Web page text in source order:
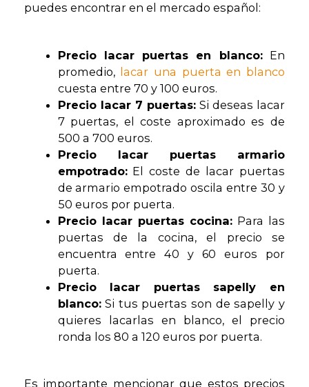
puedes encontrar en el mercado español:
Precio lacar puertas en blanco:En
promedio, lacar una puerta en blanco
cuesta entre 70 y 100 euros.
Precio lacar 7 puertas:Si deseas lacar
7 puertas, el coste aproximado es de
500 a 700 euros.
Precio lacar puertas armario
empotrado:El coste de lacar puertas
de armario empotrado oscila entre 30 y
50 euros por puerta.
Precio lacar puertas cocina:Para las
puertas de la cocina, el precio se
encuentra entre 40 y 60 euros por
puerta.
Precio lacar puertas sapelly en
blanco:Si tus puertas son de sapelly y
quieres lacarlas en blanco, el precio
ronda los 80 a 120 euros por puerta.
Es importante mencionar que estos precios